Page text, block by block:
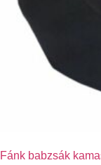
Fánk babzsák